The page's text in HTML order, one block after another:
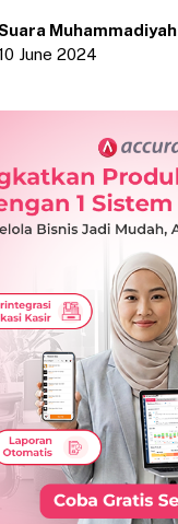
Muhammadiyah
June 2024